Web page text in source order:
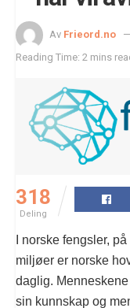
Av Frieord.no
Reading Time: 2 mins
318
Deling
I norske fengsler,
miljøer er norske
daglig.
sin kunnskap og